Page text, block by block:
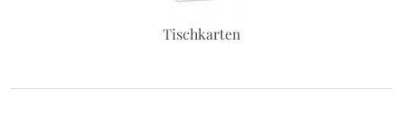
Tischkarten